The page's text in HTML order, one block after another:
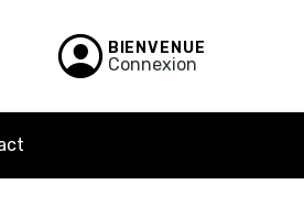
BIENVENUE
Connexion